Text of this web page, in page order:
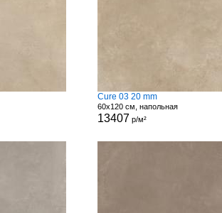
Cure 03 20 mm
60x120 см, напольная
13407 р/м²